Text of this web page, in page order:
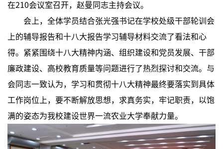
在210会议室召开，赵曼同志主持会议。
会上，全体学员结合张光强书记在学校处级干部轮训会
上的辅导报告和十八大报告学习辅导材料交流了看法和心
得。紧紧围绕十八大精神内涵、组织建设和党员发展、干部
廉政建设、高校教育质量等问题进行了热烈探讨和交流。与
会同志一致认为，学习和贯彻十八大精神最终要落实到具体
工作岗位上，要不断解放思想，求真务实，牢记职责，以饱
满的姿态为我校建设世界一流农业大学奉献力量。